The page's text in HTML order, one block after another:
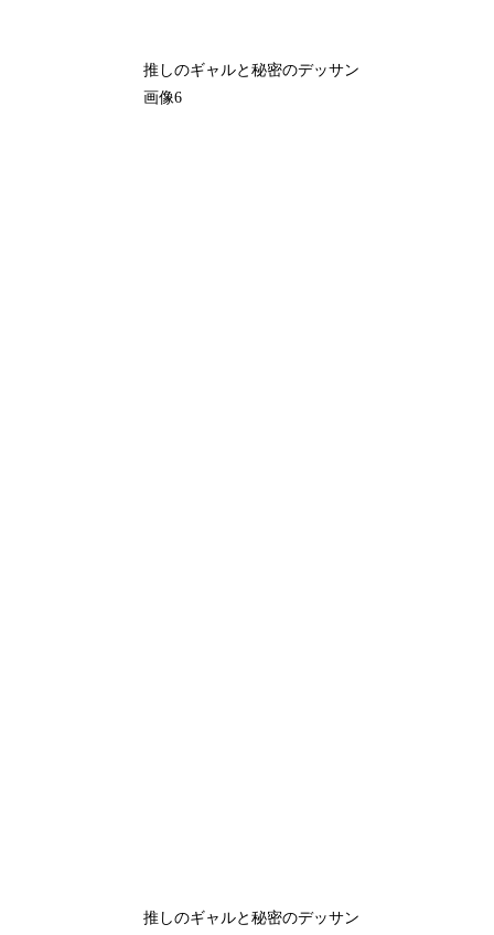
推しのギャルと秘密のデッサン
画像6
推しのギャルと秘密のデッサン